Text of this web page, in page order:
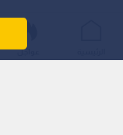
عواجل